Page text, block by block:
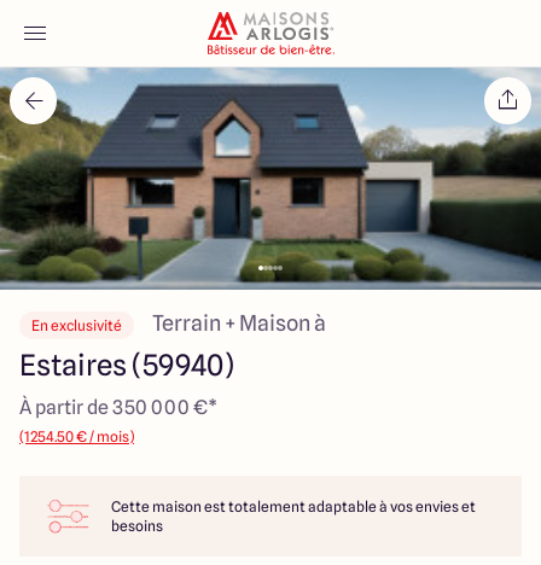
Accueil
Nos maisons
Nos annonces
Votre projet
Qui sommes-nous
Maisons ARLOGIS Nord
En exclusivité Terrain + Maison à
Estaires (59940)
À partir de 350 000 €*
(1254.50 € / mois)
Cette maison est totalement adaptable à vos envies et
besoins